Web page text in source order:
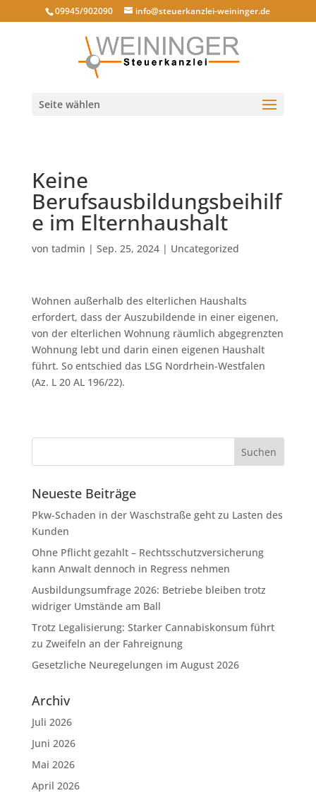
09945/902090 info@steuerkanzlei-weininger.de
Seite wählen
Keine
Berufsausbildungsbeihilf
e im Elternhaushalt
von tadmin | Sep. 25, 2024| Uncategorized
Wohnen außerhalb des elterlichen Haushalts
erfordert, dass der Auszubildende in einer eigenen,
von der elterlichen Wohnung räumlich abgegrenzten
Wohnung lebt und darin einen eigenen Haushalt
führt. So entschied das LSG Nordrhein-Westfalen
(Az. L 20 AL 196/22).
Neueste Beiträge
Pkw-Schaden in der Waschstraße geht zu Lasten des
Kunden
Ohne Pflicht gezahlt – Rechtsschutzversicherung
kann Anwalt dennoch in Regress nehmen
Ausbildungsumfrage 2026: Betriebe bleiben trotz
widriger Umstände am Ball
Trotz Legalisierung: Starker Cannabiskonsum führt
zu Zweifeln an der Fahreignung
Gesetzliche Neuregelungen im August 2026
Archiv
Juli 2026
Juni 2026
Mai 2026
April 2026